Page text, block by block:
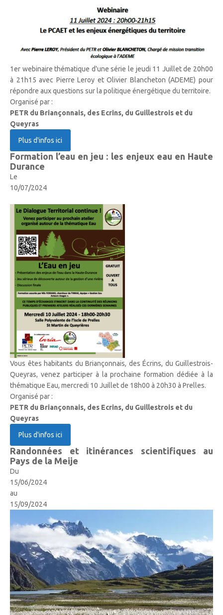
1er webinaire thématique d'une série le jeudi 11 Juillet de 20h00
à 21h15 avec Pierre Leroy et Olivier Blancheton (ADEME) pour
répondre aux questions sur la politique énergétique du territoire.
Organisé par :
PETR du Briançonnais, des Ecrins, du Guillestrois et du
Queyras
Plus d'infos ici
Formation l’eau en jeu : les enjeux eau en Haute
Durance
Le
10/07/2024
Vous êtes habitants du Briançonnais, des Écrins, du Guillestrois-
Queyras, venez participer à la prochaine formation dédiée à la
thématique Eau, mercredi 10 Juillet de 18h00 à 20h30 à Prelles.
Organisé par :
PETR du Briançonnais, des Ecrins, du Guillestrois et du
Queyras
Plus d'infos ici
Randonnées et itinérances scientifiques au
Pays de la Meije
Du
15/06/2024
au
15/09/2024